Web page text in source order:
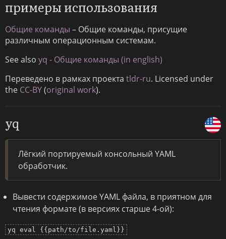
примеры использования
Общие команды – Общие команды, присущие
различным операционным системам.
See also yq - Общие команды (in english)
Переведено в рамках проекта tldr-ru. Licensed under
the CC-BY(original work).
yq
Лёгкий портируемый консольный YAML
обработчик.
Вывести содержимое YAML файла, в приятном для
чтения формате (в версиях старше 4-ой):
yq eval {{path/to/file.yaml}}